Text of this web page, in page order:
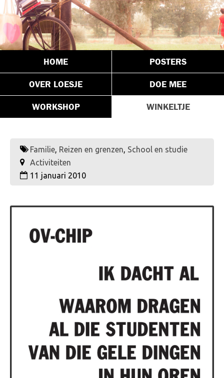
HOME POSTERS
OVER LOESJE DOE MEE
WORKSHOP WINKELTJE
Familie, Reizen en grenzen, School en studie
Activiteiten
11 januari 2010